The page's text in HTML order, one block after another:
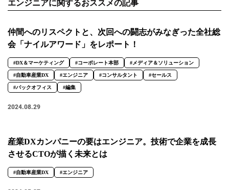
エンジニアに関するおススメの記事
仲間へのリスペクトと、次回への闘志がみなぎった全社総
会「ナイルアワード」をレポート！
#DX＆マーケティング #コーポレート本部 #メディア＆ソリューション
#自動車産業DX #エンジニア #コンサルタント #セールス
#バックオフィス #編集
2024.08.29
産業DXカンパニーの要はエンジニア。技術で企業を成長
させるCTOが描く未来とは
#自動車産業DX #エンジニア